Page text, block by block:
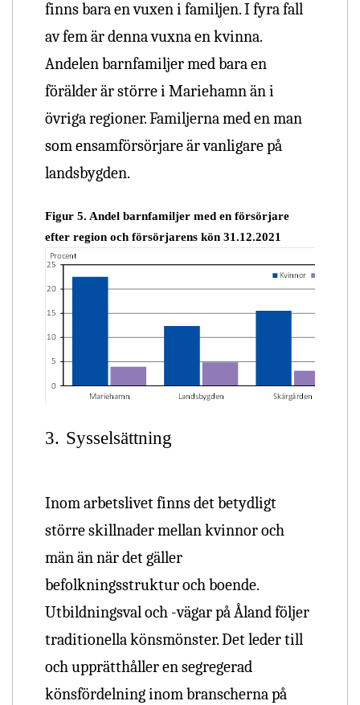
finns bara en vuxen i familjen. I fyra fall
av fem är denna vuxna en kvinna.
Andelen barnfamiljer med bara en
förälder är större i Mariehamn än i
övriga regioner. Familjerna med en man
som ensamförsörjare är vanligare på
landsbygden.
Figur 5. Andel barnfamiljer med en försörjare
efter region och försörjarens kön 31.12.2021
3. Sysselsättning
Inom arbetslivet finns det betydligt
större skillnader mellan kvinnor och
män än när det gäller
befolkningsstruktur och boende.
Utbildningsval och -vägar på Åland följer
traditionella könsmönster. Det leder till
och upprätthåller en segregerad
könsfördelning inom branscherna på